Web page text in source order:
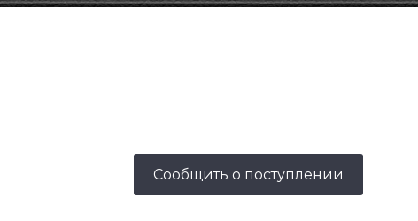
Сообщить о поступлении